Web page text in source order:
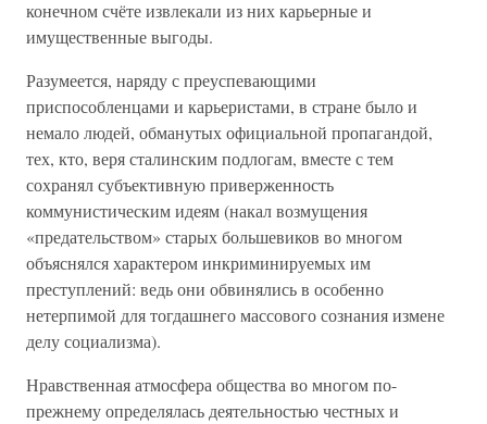
конечном счёте извлекали из них карьерные и
имущественные выгоды.
Разумеется, наряду с преуспевающими
приспособленцами и карьеристами, в стране было и
немало людей, обманутых официальной пропагандой,
тех, кто, веря сталинским подлогам, вместе с тем
сохранял субъективную приверженность
коммунистическим идеям (накал возмущения
«предательством» старых большевиков во многом
объяснялся характером инкриминируемых им
преступлений: ведь они обвинялись в особенно
нетерпимой для тогдашнего массового сознания измене
делу социализма).
Нравственная атмосфера общества во многом по-
прежнему определялась деятельностью честных и